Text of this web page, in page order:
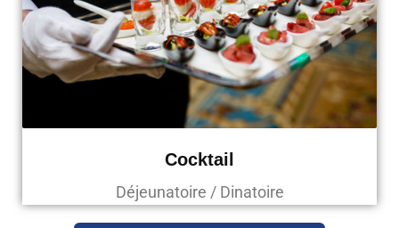
Cocktail
Déjeunatoire / Dinatoire